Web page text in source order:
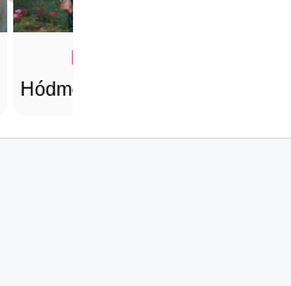
Kati
Hódmezővásárhely